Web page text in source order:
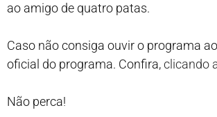
ao amigo de quatro patas.
Caso não consiga ouvir o programa
oficial do programa. Confira,clicando
Não perca!